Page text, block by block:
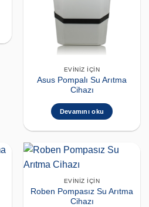
EVINIZ İÇIN
Asus Pompalı Su Arıtma
Cihazı
Devamını oku
EVINIZ İÇIN
Roben Pompasız Su Arıtma
Cihazı